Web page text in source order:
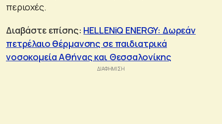
περιοχές.
Διαβάστε επίσης: HELLENiQ ENERGY: Δωρεάν
πετρέλαιο θέρμανσης σε παιδιατρικά
νοσοκομεία Αθήνας και Θεσσαλονίκης